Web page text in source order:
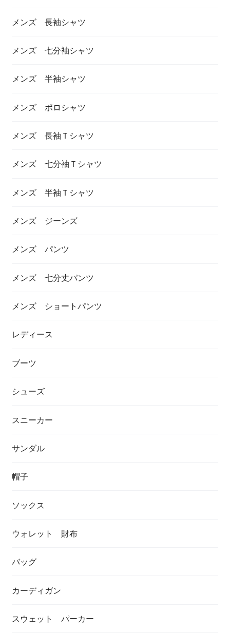
メンズ 長袖シャツ
メンズ 七分袖シャツ
メンズ 半袖シャツ
メンズ ポロシャツ
メンズ 長袖Ｔシャツ
メンズ 七分袖Ｔシャツ
メンズ 半袖Ｔシャツ
メンズ ジーンズ
メンズ パンツ
メンズ 七分丈パンツ
メンズ ショートパンツ
レディース
ブーツ
シューズ
スニーカー
サンダル
帽子
ソックス
ウォレット 財布
バッグ
カーディガン
スウェット パーカー